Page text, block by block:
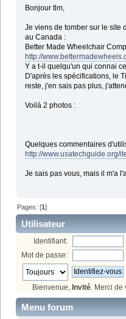
Bonjour tlm,
Je viens de tomber sur le site
au Canada :
Better Made Wheelchair
http://
Y a t-il quelqu'un qui connai
D'après les spécifications, le
reste, j'en sais pas plus,
Voilà 2 photos :
Quelques commentaires
http://www.usatechguide.org/
Je sais pas vous, mais il m'a
Pages: [1]
Utilisateur
Identifiant:
Mot de passe:
Bienvenue, Invité. Merci de
Menu forum